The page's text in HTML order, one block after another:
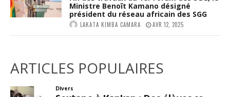
Ministre Benoît Kamano désigné
président du réseau africain des SGG
LAKATA KIMBA CAMARA AVR 12, 2025
ARTICLES POPULAIRES